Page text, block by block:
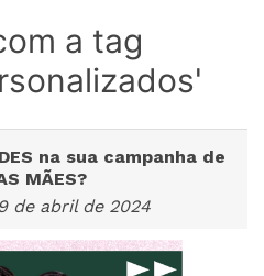
a tag
na sua campanha de
MÃES?
de abril de 2024